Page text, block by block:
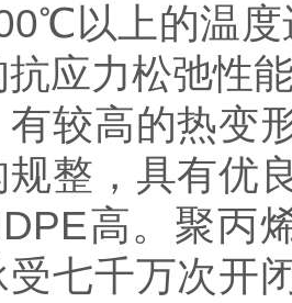
以上的温
应力松弛性
较高的热变
整，具有优
高。聚丙
七千万次开